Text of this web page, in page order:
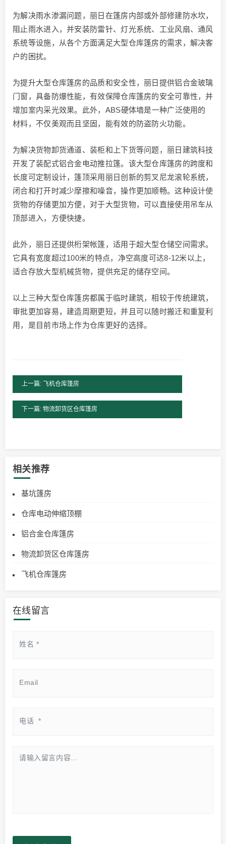
为解决雨水渗漏问题，丽日在篷房内部或外部修建防水坎，
阻止雨水进入，并安装防雷针、灯光系统、工业风扇、通风
系统等设施，从各个方面满足大型仓库篷房的需求，解决客
户的困扰。
为提升大型仓库篷房的品质和安全性，丽日提供铝合金玻璃
门窗，具备防爆性能，有效保障仓库篷房的安全可靠性，并
增加室内采光效果。此外，ABS硬体墙是一种广泛使用的
材料，不仅美观而且坚固，能有效的防盗防火功能。
为解决货物卸货通道、装柜和上下货等问题，丽日建筑科技
开发了装配式铝合金电动推拉篷。该大型仓库篷房的跨度和
长度可定制设计，篷顶采用丽日创新的剪叉尼龙滚轮系统，
闭合和打开时减少摩擦和噪音，操作更加顺畅。这种设计使
货物的存储更加方便，对于大型货物，可以直接使用吊车从
顶部进入，方便快捷。
此外，丽日还提供桁架帐篷，适用于超大型仓储空间需求。
它具有宽度超过100米的特点，净空高度可达8-12米以上，
适合存放大型机械货物，提供充足的储存空间。
以上三种大型仓库篷房都属于临时建筑，相较于传统建筑，
审批更加容易，建造周期更短，并且可以随时搬迁和重复利
用，是目前市场上作为仓库更好的选择。
上一篇: 飞机仓库篷房
下一篇: 物流卸货区仓库篷房
相关推荐
基坑篷房
仓库电动伸缩顶棚
铝合金仓库篷房
物流卸货区仓库篷房
飞机仓库篷房
在线留言